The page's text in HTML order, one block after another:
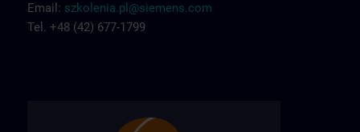
Email: szkolenia.pl@siemens.com
Tel. +48 (42) 677-1799